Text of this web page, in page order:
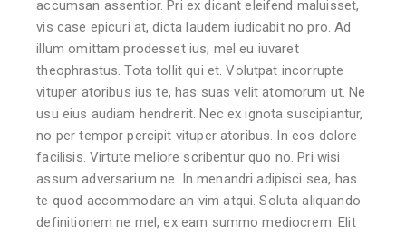
accumsan assentior. Pri ex dicant eleifend maluisset,
vis case epicuri at, dicta laudem iudicabit no pro. Ad
illum omittam prodesset ius, mel eu iuvaret
theophrastus. Tota tollit qui et. Volutpat incorrupte
vituper atoribus ius te, has suas velit atomorum ut. Ne
usu eius audiam hendrerit. Nec ex ignota suscipiantur,
no per tempor percipit vituper atoribus. In eos dolore
facilisis. Virtute meliore scribentur quo no. Pri wisi
assum adversarium ne. In menandri adipisci sea, has
te quod accommodare an vim atqui. Soluta aliquando
definitionem ne mel, ex eam summo mediocrem. Elit